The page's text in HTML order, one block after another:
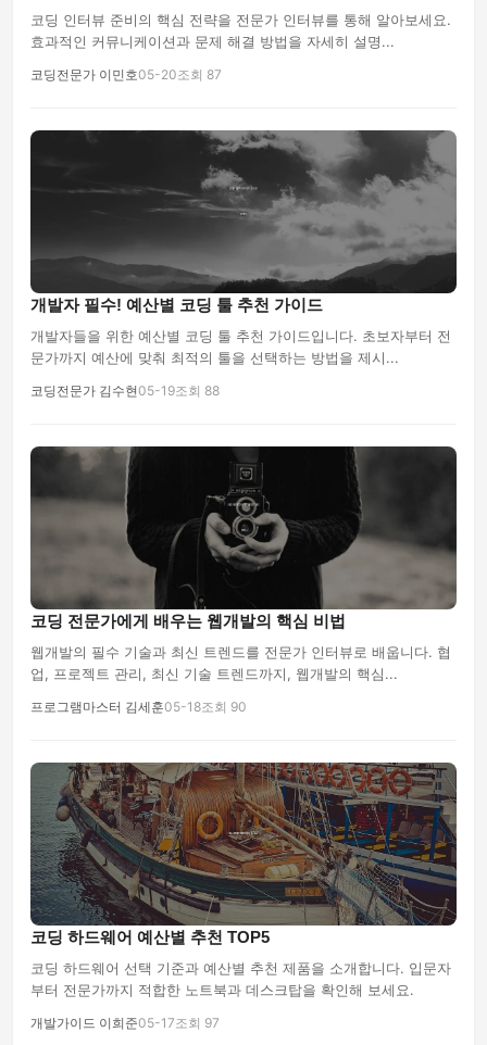
코딩 인터뷰 준비의 핵심 전략을 전문가 인터뷰를 통해 알아보세요.
효과적인 커뮤니케이션과 문제 해결 방법을 자세히 설명...
코딩전문가 이민호05-20조회 87
개발자 필수! 예산별 코딩 툴 추천 가이드
개발자들을 위한 예산별 코딩 툴 추천 가이드입니다. 초보자부터 전
문가까지 예산에 맞춰 최적의 툴을 선택하는 방법을 제시...
코딩전문가 김수현05-19조회 88
코딩 전문가에게 배우는 웹개발의 핵심 비법
웹개발의 필수 기술과 최신 트렌드를 전문가 인터뷰로 배웁니다. 협
업, 프로젝트 관리, 최신 기술 트렌드까지, 웹개발의 핵심...
프로그램마스터 김세훈05-18조회 90
코딩 하드웨어 예산별 추천 TOP5
코딩 하드웨어 선택 기준과 예산별 추천 제품을 소개합니다. 입문자
부터 전문가까지 적합한 노트북과 데스크탑을 확인해 보세요.
개발가이드 이희준05-17조회 97